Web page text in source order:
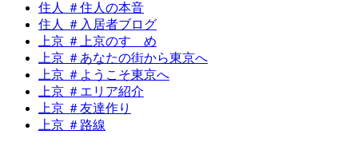
住人 ＃住人の本音
住人 ＃入居者ブログ
上京 ＃上京のすゝめ
上京 ＃あなたの街から東京へ
上京 ＃ようこそ東京へ
上京 ＃エリア紹介
上京 ＃友達作り
上京 ＃路線